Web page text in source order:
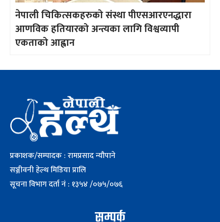
नेपाली चिकित्सकहरुको संस्था पीएसआरएनद्धारा
आणविक हतियारको अन्त्यका लागि विश्वव्यापी
एकताको आह्वान
प्रकाशक/सम्पादक : रामप्रसाद न्यौपाने
सञ्जीवनी हेल्थ मिडिया प्रालि
सूचना विभाग दर्ता नं : १३५४ /०७५/०७६
सम्पर्क